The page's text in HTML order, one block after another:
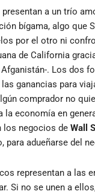
a un trío
bígama, algo que
por el otro ni
de California
. Los dos
las ganancias para
comprador no
economía en
los negocios de Wall
para adueñarse del
representan a las
Si no se unen a